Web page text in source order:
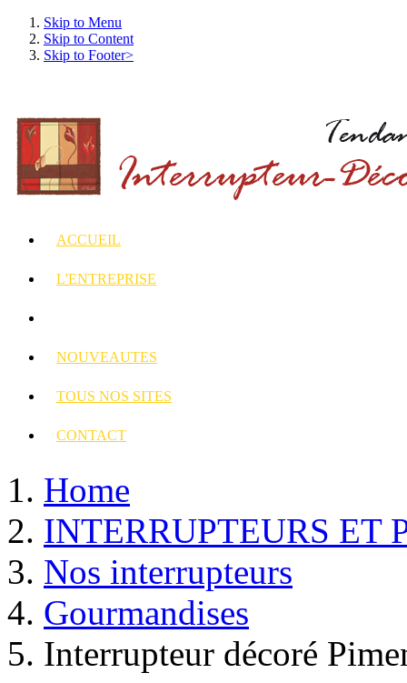
Skip to Menu
Skip to Content
Skip to Footer>
ACCUEIL
L'ENTREPRISE
NOUVEAUTES
TOUS NOS SITES
CONTACT
Home
INTERRUPTEURS ET
Nos interrupteurs
Gourmandises
Interrupteur décoré